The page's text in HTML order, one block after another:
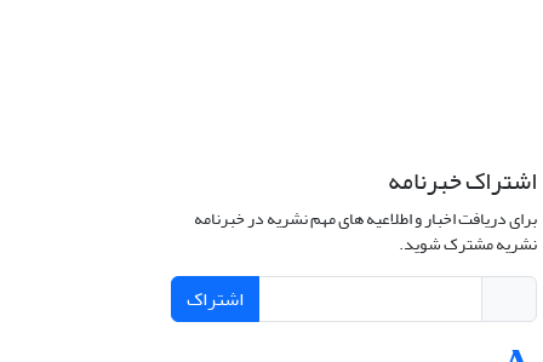
اشتراک خبرنامه
برای دریافت اخبار و اطلاعیه های مهم نشریه در خبرنامه
نشریه مشترک شوید.
اشتراک